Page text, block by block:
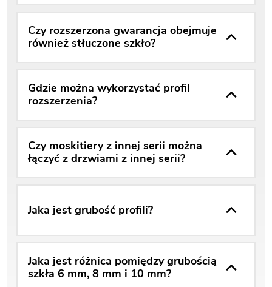
Czy rozszerzona gwarancja obejmuje
również stłuczone szkło?
Gdzie można wykorzystać profil
rozszerzenia?
Czy moskitiery z innej serii można
łączyć z drzwiami z innej serii?
Jaka jest grubość profili?
Jaka jest różnica pomiędzy grubością
szkła 6 mm, 8 mm i 10 mm?